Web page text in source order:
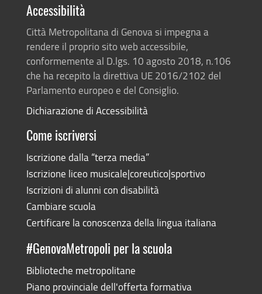
Accessibilità
Città Metropolitana di Genova si impegna a
rendere il proprio sito web accessibile,
conformemente al D.lgs. 10 agosto 2018, n.106
che ha recepito la direttiva UE 2016/2102 del
Parlamento europeo e del Consiglio.
Dichiarazione di Accessibilità
Come iscriversi
Iscrizione dalla “terza media”
Iscrizione liceo musicale|coreutico|sportivo
Iscrizioni di alunni con disabilità
Cambiare scuola
Certificare la conoscenza della lingua italiana
#GenovaMetropoli per la scuola
Biblioteche metropolitane
Piano provinciale dell'offerta formativa